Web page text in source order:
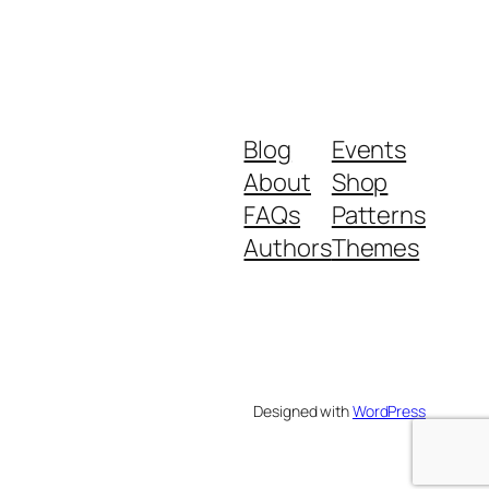
Blog
About
FAQs
Authors
Events
Shop
Patterns
Themes
Designed withWordPress